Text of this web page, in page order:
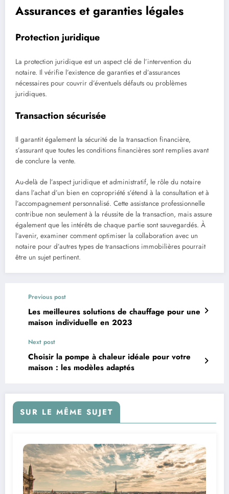
Assurances et garanties légales
Protection juridique
La protection juridique est un aspect clé de l’intervention du
notaire. Il vérifie l’existence de garanties et d’assurances
nécessaires pour couvrir d’éventuels défauts ou problèmes
juridiques.
Transaction sécurisée
Il garantit également la sécurité de la transaction financière,
s’assurant que toutes les conditions financières sont remplies avant
de conclure la vente.
Au-delà de l’aspect juridique et administratif, le rôle du notaire
dans l’achat d’un bien en copropriété s’étend à la consultation et à
l’accompagnement personnalisé. Cette assistance professionnelle
contribue non seulement à la réussite de la transaction, mais assure
également que les intérêts de chaque partie sont sauvegardés. À
l’avenir, examiner comment optimiser la collaboration avec un
notaire pour d’autres types de transactions immobilières pourrait
être un sujet pertinent.
Previous post
Les meilleures solutions de chauffage pour une
maison individuelle en 2023
Next post
Choisir la pompe à chaleur idéale pour votre
maison : les modèles adaptés
SUR LE MÊME SUJET